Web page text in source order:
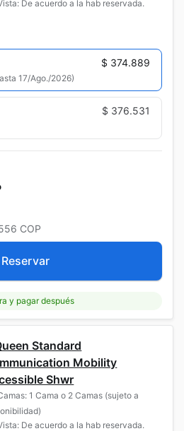
De acuerdo a la hab reservada.
$ 374.889
17/Ago./2026)
$ 376.531
COP
Reservar
y pagar después
Standard
Mobility
Shwr
1 Cama o 2 Camas (sujeto a
De acuerdo a la hab reservada.